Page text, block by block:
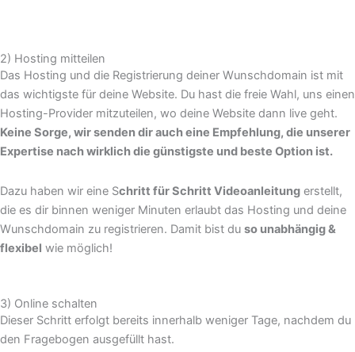
2) Hosting mitteilen
Das Hosting und die Registrierung deiner Wunschdomain ist mit
das wichtigste für deine Website. Du hast die freie Wahl, uns einen
Hosting-Provider mitzuteilen, wo deine Website dann live geht.
Keine Sorge, wir senden dir auch eine Empfehlung, die unserer
Expertise nach wirklich die günstigste und beste Option ist.
Dazu haben wir eine Schritt für Schritt Videoanleitung erstellt,
die es dir binnen weniger Minuten erlaubt das Hosting und deine
Wunschdomain zu registrieren. Damit bist du so unabhängig &
flexibel wie möglich!
3) Online schalten
Dieser Schritt erfolgt bereits innerhalb weniger Tage, nachdem du
den Fragebogen ausgefüllt hast.